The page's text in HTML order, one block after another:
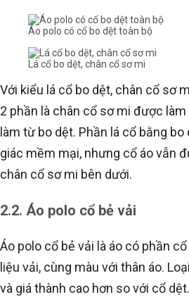
Áo polo có cổ bo dệt toàn bộ
Lá cổ bo dệt, chân cổ sơ mi
Với kiểu lá cổ bo dệt, chân cổ sơ
2 phần là chân cổ sơ mi được
làm từ bo dệt. Phần lá cổ bằng
giác mềm mại, nhưng cổ áo vẫn
chân cổ sơ mi bên dưới.
2.2. Áo polo cổ bẻ vải
Áo polo cổ bẻ vải là áo có phần
liệu vải, cùng màu với thân áo.
và giá thành cao hơn so với cổ dệt.